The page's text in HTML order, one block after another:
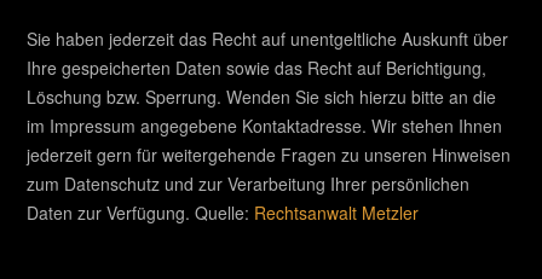
Sie haben jederzeit das Recht auf unentgeltliche Auskunft über
Ihre gespeicherten Daten sowie das Recht auf Berichtigung,
Löschung bzw. Sperrung. Wenden Sie sich hierzu bitte an die
im Impressum angegebene Kontaktadresse. Wir stehen Ihnen
jederzeit gern für weitergehende Fragen zu unseren Hinweisen
zum Datenschutz und zur Verarbeitung Ihrer persönlichen
Daten zur Verfügung. Quelle: Rechtsanwalt Metzler